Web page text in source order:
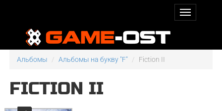
Альбомы Альбомы на букву "F" Fiction II
FICTION II